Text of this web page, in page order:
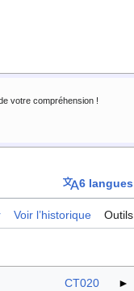
votre compréhension !
6 langues
Voir l’historique Outils
CT020 ►